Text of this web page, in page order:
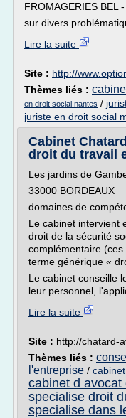
FROMAGERIES BEL
sur divers
Lire la suite
Site : http://
Thèmes liés :
en droit social nantes /
juriste en droit social
Cabinet
droit du travail
Les jardins de
33000 BORDEAUX
domaines de
Le cabinet intervient
droit de la sécurité
complémentaire
terme générique «
Le cabinet conseille
leur personnel,
Lire la suite
Site : http://chatard-
Thèmes liés :
l'entreprise /
cabinet d avocat
specialise droit
specialise dans